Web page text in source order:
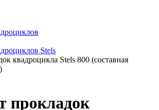
Stels
квадроцикла Stels 800 (составная
прокладок